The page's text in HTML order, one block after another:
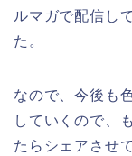
ルマガで配信し
た。
なので、今後も
していくので、
たらシェアさせ